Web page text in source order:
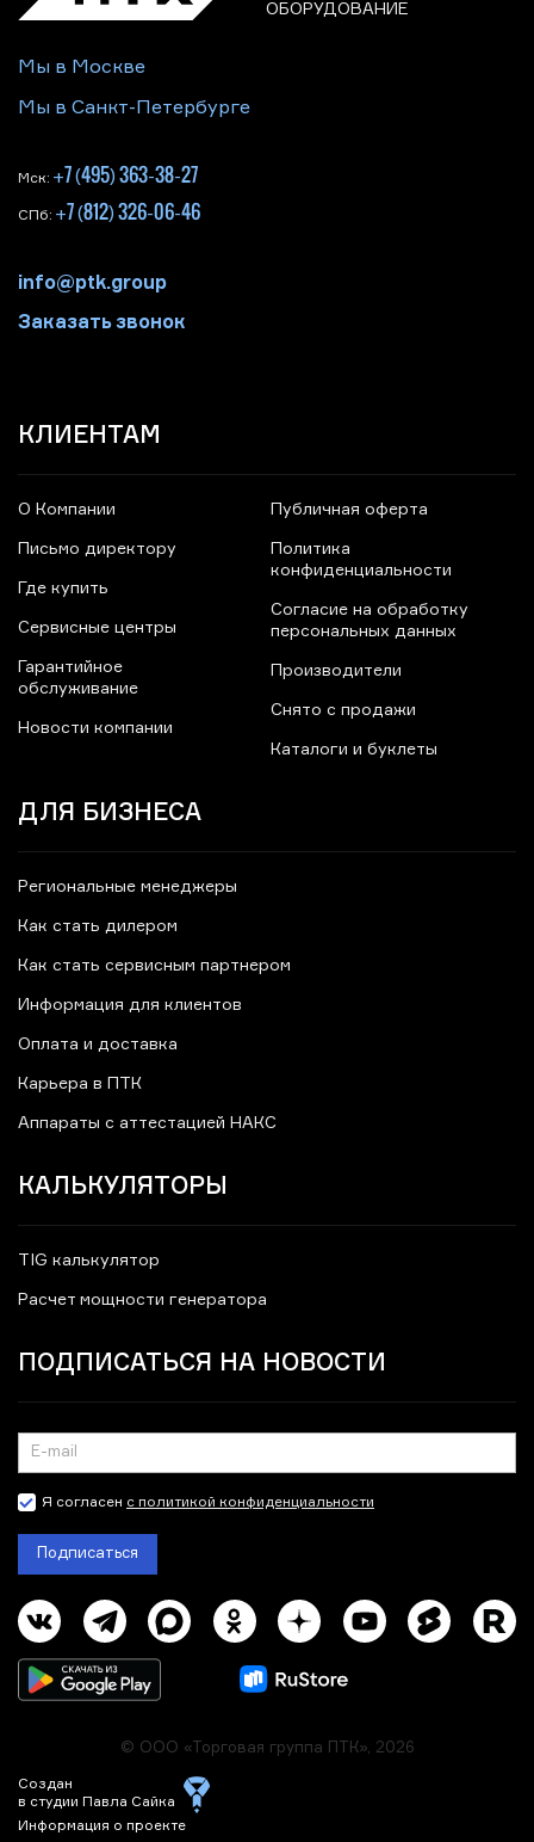
ОБОРУДОВАНИЕ
Мы в Москве
Мы в Санкт-Петербурге
Мск: +7 (495) 363-38-27
СПб: +7 (812) 326-06-46
info@ptk.group
Заказать звонок
КЛИЕНТАМ
О Компании
Письмо директору
Где купить
Сервисные центры
Гарантийное
обслуживание
Новости компании
Публичная оферта
Политика
конфиденциальности
Согласие на обработку
персональных данных
Производители
Снято с продажи
Каталоги и буклеты
ДЛЯ БИЗНЕСА
Региональные менеджеры
Как стать дилером
Как стать сервисным партнером
Информация для клиентов
Оплата и доставка
Карьера в ПТК
Аппараты с аттестацией НАКС
КАЛЬКУЛЯТОРЫ
TIG калькулятор
Расчет мощности генератора
ПОДПИСАТЬСЯ НА НОВОСТИ
Я согласен с политикой конфиденциальности
Подписаться
Создан
в студии Павла Сайка
Информация о проекте
© ООО «Торговая группа ПТК», 2026